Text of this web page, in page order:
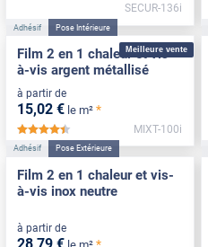
SECUR-136i
Meilleure vente
Adhésif Pose Intérieure
Film 2 en 1 chaleur et vis-
à-vis argent métallisé
à partir de
15,02 € le m² *
*****
MIXT-100i
Adhésif Pose Extérieure
Film 2 en 1 chaleur et vis-
à-vis inox neutre
à partir de
28,79 €
*